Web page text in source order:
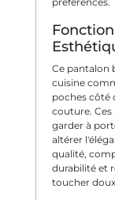
Ce pantalon
cuisine
poches côté
couture.
garder à
altérer
qualité,
durabilité et
toucher